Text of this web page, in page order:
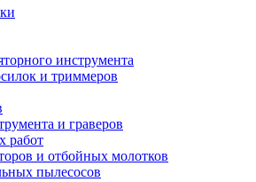
инструмента
и триммеров
и граверов
работ
и отбойных молотков
пылесоcов